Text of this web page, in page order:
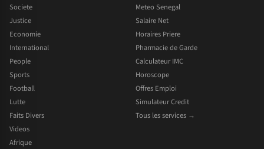
Societe
Justice
Economie
International
People
Sports
Football
Lutte
Faits Divers
Videos
Afrique
Meteo Senegal
Salaire Net
Horaires Priere
Pharmacie de Garde
Calculateur IMC
Horoscope
Offres Emploi
Simulateur Credit
Tous les services →